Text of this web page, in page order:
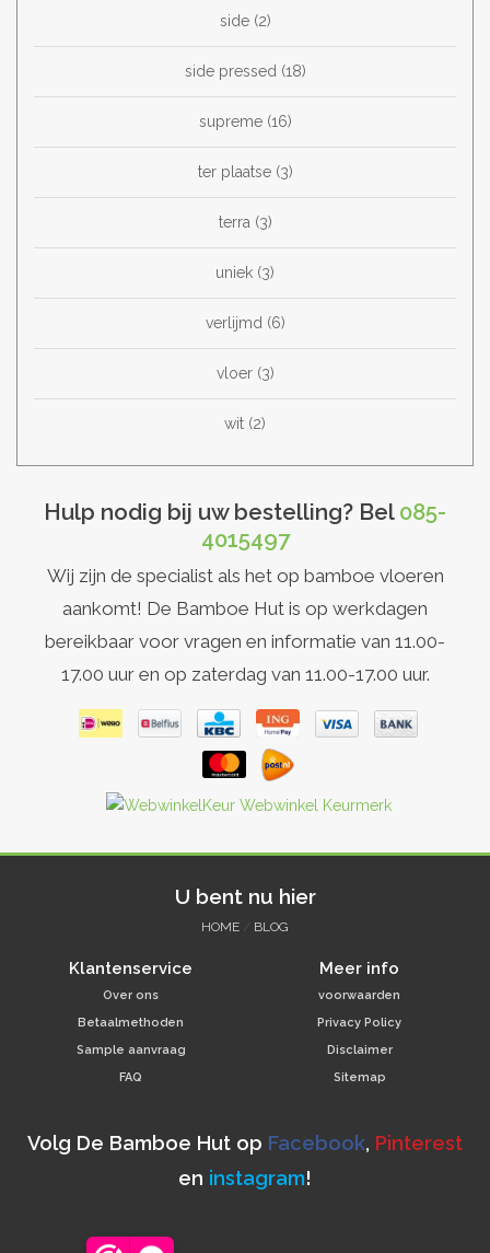
side (2)
side pressed (18)
supreme (16)
ter plaatse (3)
terra (3)
uniek (3)
verlijmd (6)
vloer (3)
wit (2)
Hulp nodig bij uw bestelling? Bel 085-
4015497
Wij zijn de specialist als het op bamboe vloeren
aankomt! De Bamboe Hut is op werkdagen
bereikbaar voor vragen en informatie van 11.00-
17.00 uur en op zaterdag van 11.00-17.00 uur.
U bent nu hier
HOME BLOG
Klantenservice
Over ons
Betaalmethoden
Sample aanvraag
FAQ
Meer info
voorwaarden
Privacy Policy
Disclaimer
Sitemap
Volg De Bamboe Hut op Facebook, Pinterest
en instagram!